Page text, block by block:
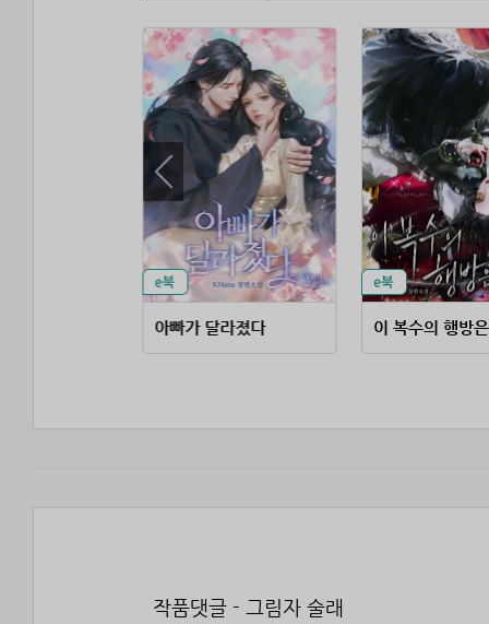
아빠가 달라졌다 이 복수의 행방은
작품댓글 - 그림자 술래